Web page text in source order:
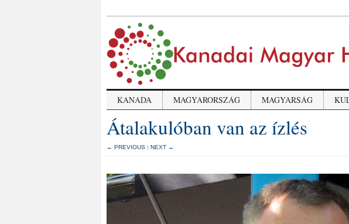
KANADA MAGYARORSZÁG MAGYARSÁG
Átalakulóban van az ízlés
← PREVIOUS | NEXT →